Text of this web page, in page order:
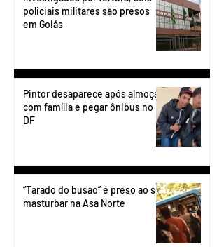
policiais militares são presos
em Goiás
Pintor desaparece após almoçar
com família e pegar ônibus no
DF
“Tarado do busão” é preso ao se
masturbar na Asa Norte